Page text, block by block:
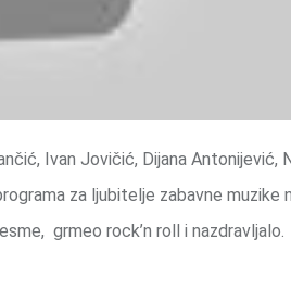
Ivan Jovičić, Dijana Antonijević,
za ljubitelje zabavne muzike
grmeo rock’n roll i nazdravljalo.